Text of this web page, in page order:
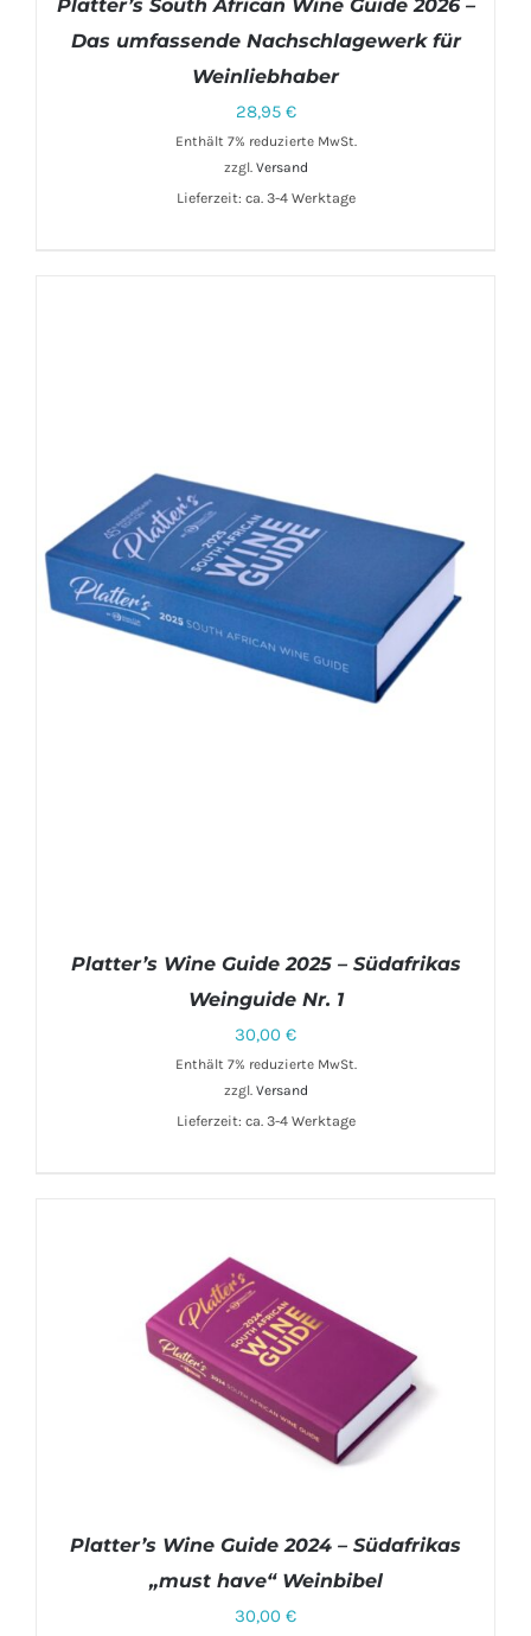
IN DEN WARENKORB / DETAILS
Platter’s South African Wine Guide 2026 –
Das umfassende Nachschlagewerk für
Weinliebhaber
28,95 €
Enthält 7% reduzierte MwSt.
zzgl. Versand
Lieferzeit: ca. 3-4 Werktage
Platter’s Wine Guide 2025 – Südafrikas
Weinguide Nr. 1
30,00 €
Enthält 7% reduzierte MwSt.
zzgl. Versand
Lieferzeit: ca. 3-4 Werktage
Platter’s Wine Guide 2024 – Südafrikas
„must have“ Weinbibel
30,00 €